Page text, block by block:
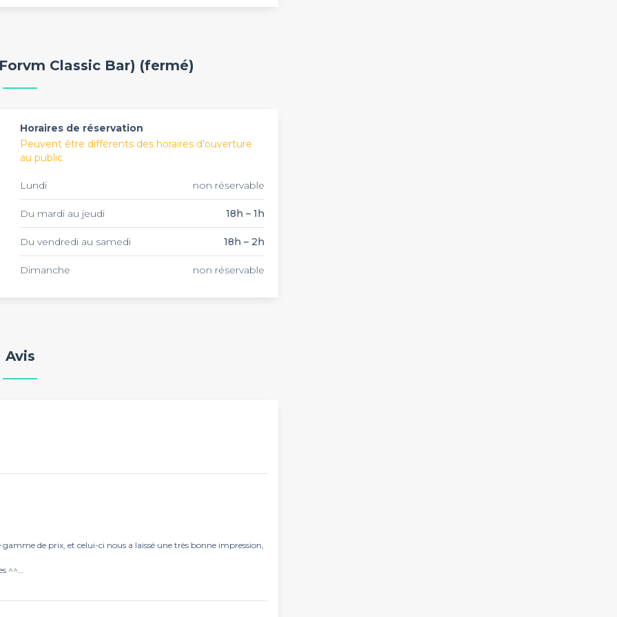
de la Ville Lumière ! Selon le nombre de
Classic Bar) (fermé)
Horaires de réservation
Peuvent être différents des horaires d'ouverture
au public
Lundi non réservable
Du mardi au jeudi 18h – 1h
Du vendredi au samedi 18h – 2h
Dimanche non réservable
Avis
de prix, et celui-ci nous a laissé une très bonne impression,
^^